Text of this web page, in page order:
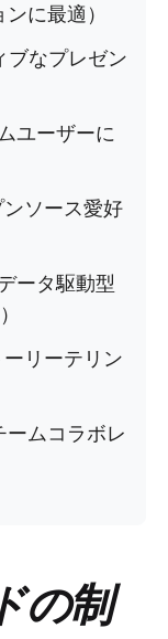
に最適）
なプレゼン
ユーザーに
ソース愛好
ータ駆動型
リーテリン
ムコラボレ
の制